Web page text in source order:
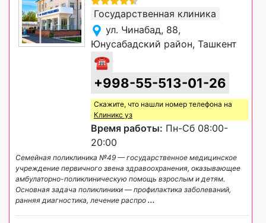
Государственная клиника
ул. Чинабад, 88,
Юнусабадский район, Ташкент
☎
+998-55-513-01-26
Скажите, что нашли номер телефона на
Клиникс уз
Время работы: Пн-Сб 08:00-
20:00
Семейная поликлиника №49 — государственное медицинское
учреждение первичного звена здравоохранения, оказывающее
амбулаторно-поликлиническую помощь взрослым и детям.
Основная задача поликлиники — профилактика заболеваний,
ранняя диагностика, лечение распро ...